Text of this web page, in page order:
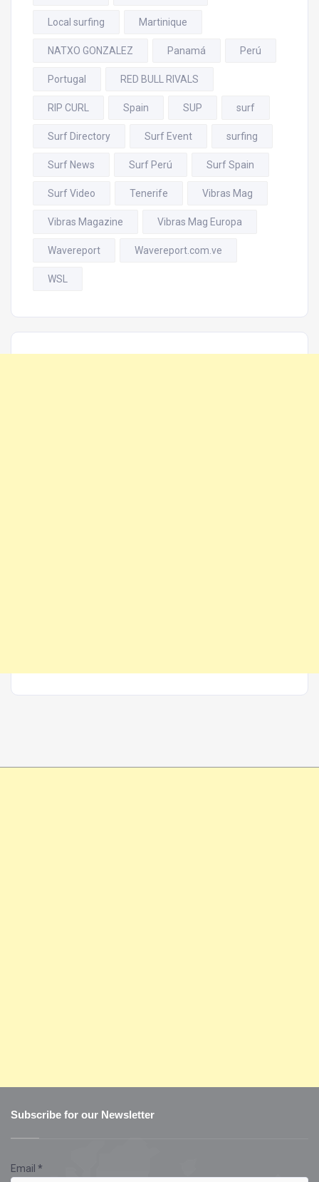
Local surfing Martinique
NATXO GONZALEZ Panamá Perú
Portugal RED BULL RIVALS
RIP CURL Spain SUP surf
Surf Directory Surf Event surfing
Surf News Surf Perú Surf Spain
Surf Video Tenerife Vibras Mag
Vibras Magazine Vibras Mag Europa
Wavereport Wavereport.com.ve
WSL
Subscribe for our Newsletter
Email *